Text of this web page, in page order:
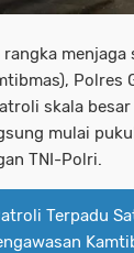
rangka
Polres
skala
mulai
TNI-Polri.
Terpadu